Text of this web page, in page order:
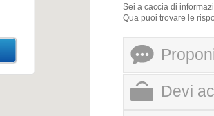
Sei a caccia di
Qua puoi trovare le
Devi